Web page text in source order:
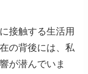
接触する生活用
の背後には、私
が潜んでいま